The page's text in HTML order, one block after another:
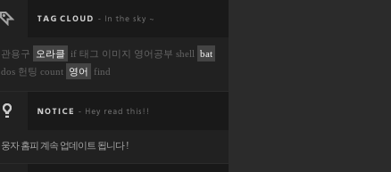
관용구 오라클 if 태그 이미지 영어공부 shell bat
dos 헌팅 count 영어 find
웅자 홈피 계속 업데이트 됩니다 !